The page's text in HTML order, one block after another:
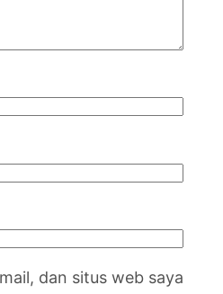
dan situs web saya